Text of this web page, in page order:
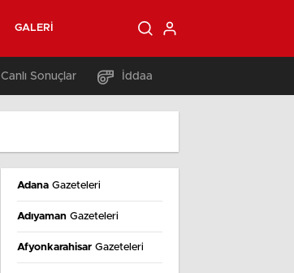
GALERI
Canlı Sonuçlar İddaa
Adana Gazeteleri
Adıyaman Gazeteleri
Afyonkarahisar Gazeteleri